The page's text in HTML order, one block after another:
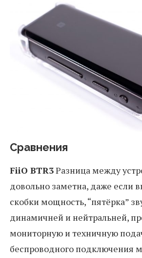
Сравнения
FiiO BTR3Разница между
довольно заметна, даже если
скобки мощность, “пятёрка”
динамичней и нейтральней,
мониторную и техничную
беспроводного подключения